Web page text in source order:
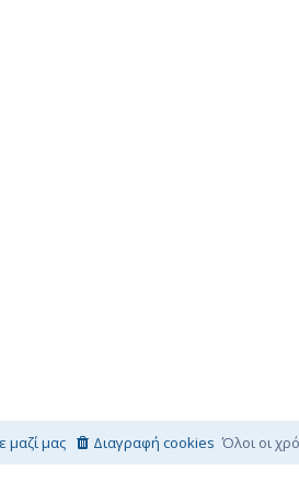
Όλοι οι
Διαγραφή cookies
μαζί μας